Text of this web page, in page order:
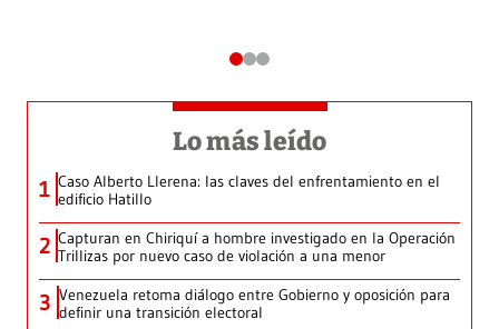
Lo más leído
1 Caso Alberto Llerena: las claves del enfrentamiento en el
edificio Hatillo
2 Capturan en Chiriquí a hombre investigado en la Operación
Trillizas por nuevo caso de violación a una menor
3 Venezuela retoma diálogo entre Gobierno y oposición para
definir una transición electoral